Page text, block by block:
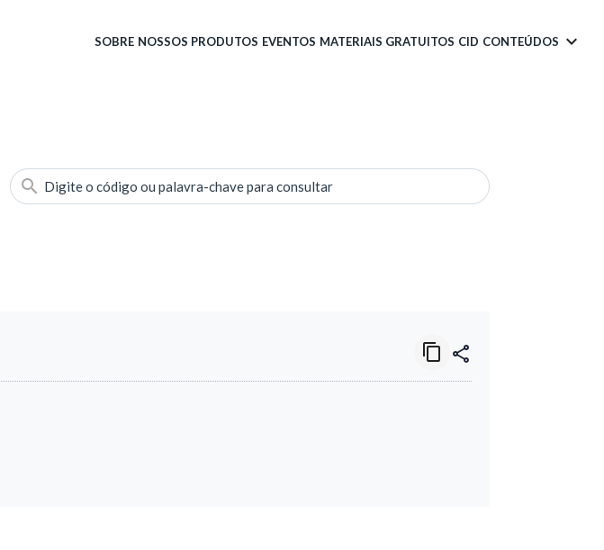
SOBRE NOSSOS PRODUTOS EVENTOS MATERIAIS GRATUITOS CID CONTEÚDOS
Digite o código ou palavra-chave para consultar